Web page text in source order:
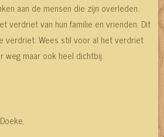
aan de mensen die zijn overleden.
verdriet van hun familie en vrienden. Dit
verdriet. Wees stil voor al het verdriet
weg maar ook heel dichtbij.